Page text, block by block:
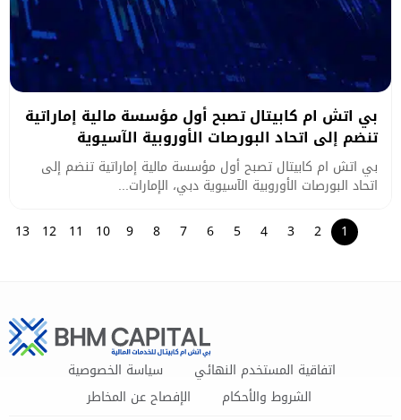
بي اتش ام كابيتال تصبح أول مؤسسة مالية إماراتية
تنضم إلى اتحاد البورصات الأوروبية الآسيوية
بي اتش ام كابيتال تصبح أول مؤسسة مالية إماراتية تنضم إلى
اتحاد البورصات الأوروبية الآسيوية دبي، الإمارات...
1
2
3
4
5
6
7
8
9
10
11
12
13
اتفاقية المستخدم النهائي
سياسة الخصوصية
الشروط والأحكام
الإفصاح عن المخاطر